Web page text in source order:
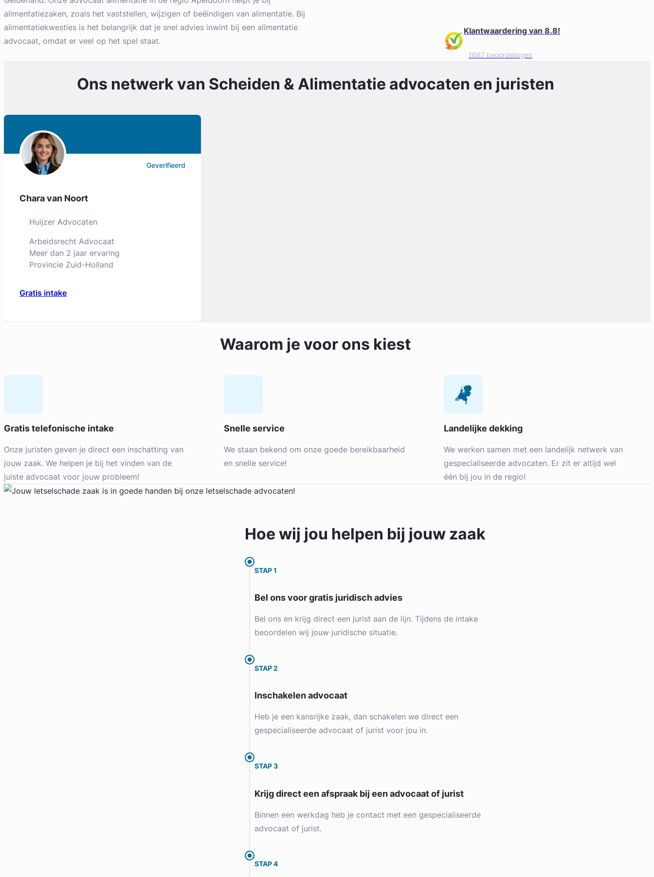
alimentatiezaken, zoals het vaststellen, wijzigen of beëindigen van alimentatie. Bij
alimentatiekwesties is het belangrijk dat je snel advies inwint bij een alimentatie
advocaat, omdat er veel op het spel staat.
Klantwaardering van 8.8!
1667 beoordelingen
Ons netwerk van Scheiden & Alimentatie advocaten en juristen
Geverifieerd
Chara van Noort
Huijzer Advocaten
Arbeidsrecht Advocaat
Meer dan 2 jaar ervaring
Provincie Zuid-Holland
Gratis intake
Advocatenkantoor Nagel
Familierecht Advocaat
Meer dan 27 jaar ervaring
Provincie Flevoland
Waarom je voor ons kiest
Gratis telefonische intake
Onze juristen geven je direct een inschatting van
jouw zaak. We helpen je bij het vinden van de
juiste advocaat voor jouw probleem!
Snelle service
We staan bekend om onze goede bereikbaarheid
en snelle service!
Landelijke dekking
We werken samen met een landelijk netwerk van
gespecialiseerde advocaten. Er zit er altijd wel
één bij jou in de regio!
Hoe wij jou helpen bij jouw zaak
STAP 1
Bel ons voor gratis juridisch advies
Bel ons en krijg direct een jurist aan de lijn. Tijdens de intake
beoordelen wij jouw juridische situatie.
STAP 2
Inschakelen advocaat
Heb je een kansrijke zaak, dan schakelen we direct een
gespecialiseerde advocaat of jurist voor jou in.
STAP 3
Krijg direct een afspraak bij een advocaat of jurist
Binnen een werkdag heb je contact met een gespecialiseerde
advocaat of jurist.
STAP 4